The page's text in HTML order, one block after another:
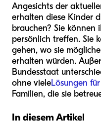
Angesichts der
erhalten diese Kinder
brauchen? Sie
persönlich treffen. Sie
gehen, wo sie
erhalten würden.
Bundesstaat
ohne vieleLösungen
Familien, die sie
In diesem Artikel